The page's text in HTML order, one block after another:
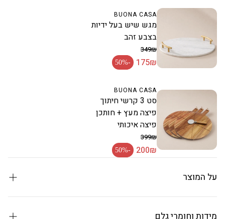
BUONA CASA
מגש שיש בעל ידיות
בצבע זהב
175₪
-50%
מחיר מבצע
מחיר רגיל
349₪
BUONA CASA
סט 3 קרשי חיתוך
פיצה מעץ + חותכן
פיצה איכותי
200₪
-50%
מחיר מבצע
מחיר רגיל
399₪
על המוצר
מידות וחומרי גלם